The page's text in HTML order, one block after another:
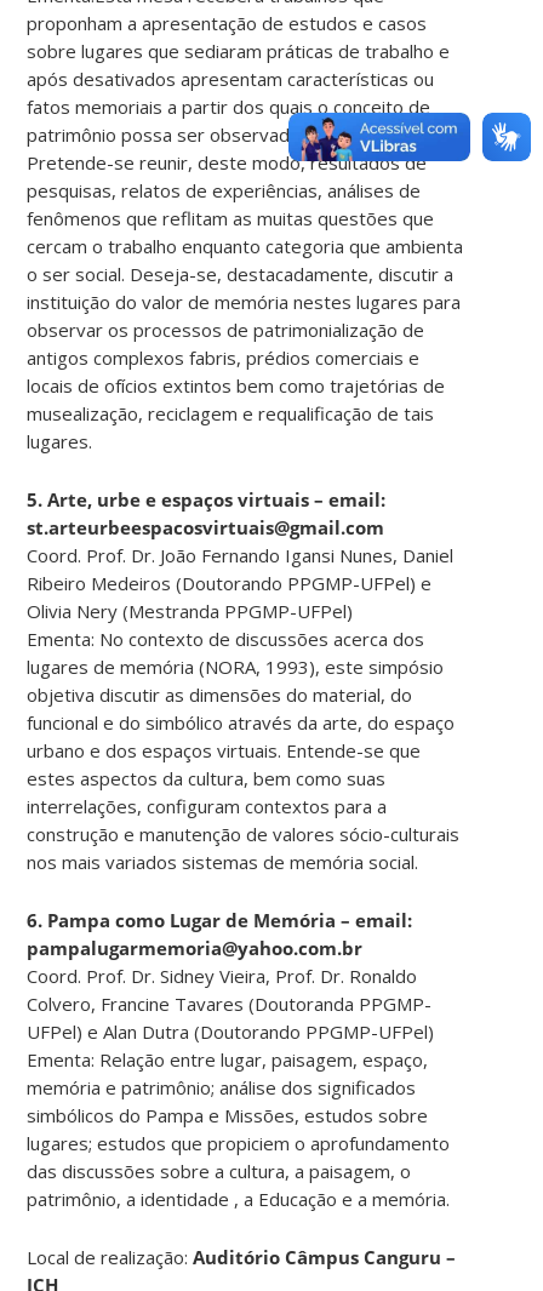
proponham a apresentação de estudos e casos
sobre lugares que sediaram práticas de trabalho e
após desativados apresentam características ou
fatos memoriais a partir dos quais o conceito de
patrimônio possa ser observado e discutido.
Pretende-se reunir, deste modo, resultados de
pesquisas, relatos de experiências, análises de
fenômenos que reflitam as muitas questões que
cercam o trabalho enquanto categoria que ambienta
o ser social. Deseja-se, destacadamente, discutir a
instituição do valor de memória nestes lugares para
observar os processos de patrimonialização de
antigos complexos fabris, prédios comerciais e
locais de ofícios extintos bem como trajetórias de
musealização, reciclagem e requalificação de tais
lugares.
5. Arte, urbe e espaços virtuais – email:
st.arteurbeespacosvirtuais@gmail.com
Coord. Prof. Dr. João Fernando Igansi Nunes, Daniel
Ribeiro Medeiros (Doutorando PPGMP-UFPel) e
Olivia Nery (Mestranda PPGMP-UFPel)
Ementa: No contexto de discussões acerca dos
lugares de memória (NORA, 1993), este simpósio
objetiva discutir as dimensões do material, do
funcional e do simbólico através da arte, do espaço
urbano e dos espaços virtuais. Entende-se que
estes aspectos da cultura, bem como suas
interrelações, configuram contextos para a
construção e manutenção de valores sócio-culturais
nos mais variados sistemas de memória social.
6. Pampa como Lugar de Memória – email:
pampalugarmemoria@yahoo.com.br
Coord. Prof. Dr. Sidney Vieira, Prof. Dr. Ronaldo
Colvero, Francine Tavares (Doutoranda PPGMP-
UFPel) e Alan Dutra (Doutorando PPGMP-UFPel)
Ementa: Relação entre lugar, paisagem, espaço,
memória e patrimônio; análise dos significados
simbólicos do Pampa e Missões, estudos sobre
lugares; estudos que propiciem o aprofundamento
das discussões sobre a cultura, a paisagem, o
patrimônio, a identidade , a Educação e a memória.
Local de realização:Auditório Câmpus Canguru –
ICH